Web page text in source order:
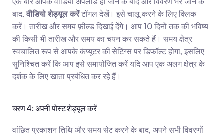
बाद, वीडियो शेड्यूल करें टॉगल देखें। इसे चालू करने के लिए क्लिक
करें। तारीख और समय फ़ील्ड दिखाई देंगे। आप 10 दिनों तक की भविष्य
की किसी भी तारीख और समय का चयन कर सकते हैं। समय क्षेत्र
स्वचालित रूप से आपके कंप्यूटर की सेटिंग्स पर डिफॉल्ट होगा, इसलिए
सुनिश्चित करें कि आप इसे समायोजित करें यदि आप एक अलग क्षेत्र के
दर्शक के लिए खाता प्रबंधित कर रहे हैं।
चरण 4: अपनी पोस्ट शेड्यूल करें
वांछित प्रकाशन तिथि और समय सेट करने के बाद, अपने सभी विवरणों